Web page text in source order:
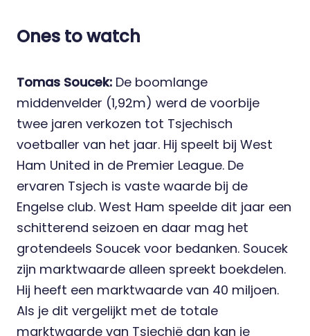
Ones to watch
Tomas Soucek: De boomlange
middenvelder (1,92m) werd de voorbije
twee jaren verkozen tot Tsjechisch
voetballer van het jaar. Hij speelt bij West
Ham United in de Premier League. De
ervaren Tsjech is vaste waarde bij de
Engelse club. West Ham speelde dit jaar een
schitterend seizoen en daar mag het
grotendeels Soucek voor bedanken. Soucek
zijn marktwaarde alleen spreekt boekdelen.
Hij heeft een marktwaarde van 40 miljoen.
Als je dit vergelijkt met de totale
marktwaarde van Tsjechië dan kan je